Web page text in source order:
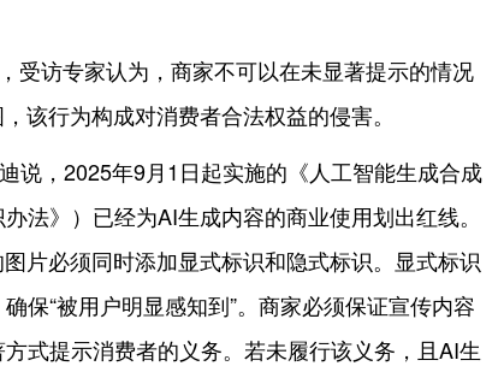
受访专家认为，商家不可以在未显著提示的情况
该行为构成对消费者合法权益的侵害。
说，2025年9月1日起实施的《人工智能生成合成
法》）已经为AI生成内容的商业使用划出红线。
片必须同时添加显式标识和隐式标识。显式标识
保“被用户明显感知到”。商家必须保证宣传内容
式提示消费者的义务。若未履行该义务，且AI生